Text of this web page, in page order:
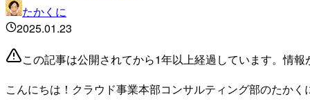
たかくに
2025.01.23
この記事は公開されてから1年以上経過しています。情
こんにちは！クラウド事業本部コンサルティング部のたかく